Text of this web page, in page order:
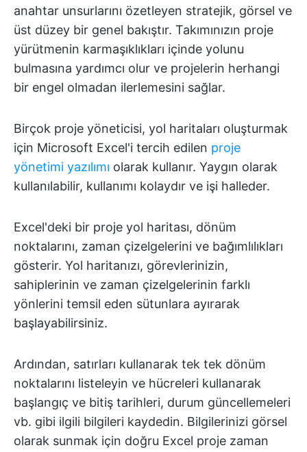
anahtar unsurlarını özetleyen stratejik, görsel ve
üst düzey bir genel bakıştır. Takımınızın proje
yürütmenin karmaşıklıkları içinde yolunu
bulmasına yardımcı olur ve projelerin herhangi
bir engel olmadan ilerlemesini sağlar.
Birçok proje yöneticisi, yol haritaları oluşturmak
için Microsoft Excel'i tercih edilen proje
yönetimi yazılımı olarak kullanır. Yaygın olarak
kullanılabilir, kullanımı kolaydır ve işi halleder.
Excel'deki bir proje yol haritası, dönüm
noktalarını, zaman çizelgelerini ve bağımlılıkları
gösterir. Yol haritanızı, görevlerinizin,
sahiplerinin ve zaman çizelgelerinin farklı
yönlerini temsil eden sütunlara ayırarak
başlayabilirsiniz.
Ardından, satırları kullanarak tek tek dönüm
noktalarını listeleyin ve hücreleri kullanarak
başlangıç ve bitiş tarihleri, durum güncellemeleri
vb. gibi ilgili bilgileri kaydedin. Bilgilerinizi görsel
olarak sunmak için doğru Excel proje zaman